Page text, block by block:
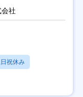
社
祝休み